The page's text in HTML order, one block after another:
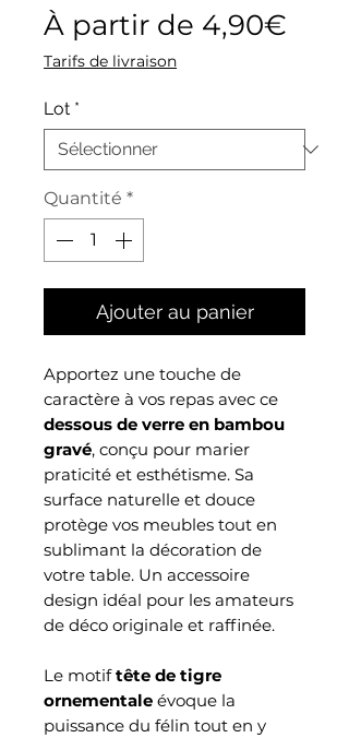
À partir de 4,90€
Tarifs de livraison
Lot *
Quantité *
Ajouter au panier
Apportez une touche de
caractère à vos repas avec ce
dessous de verre en bambou
gravé, conçu pour marier
praticité et esthétisme. Sa
surface naturelle et douce
protège vos meubles tout en
sublimant la décoration de
votre table. Un accessoire
design idéal pour les amateurs
de déco originale et raffinée.
Le motiftête de tigre
ornementale évoque la
puissance du félin tout en y